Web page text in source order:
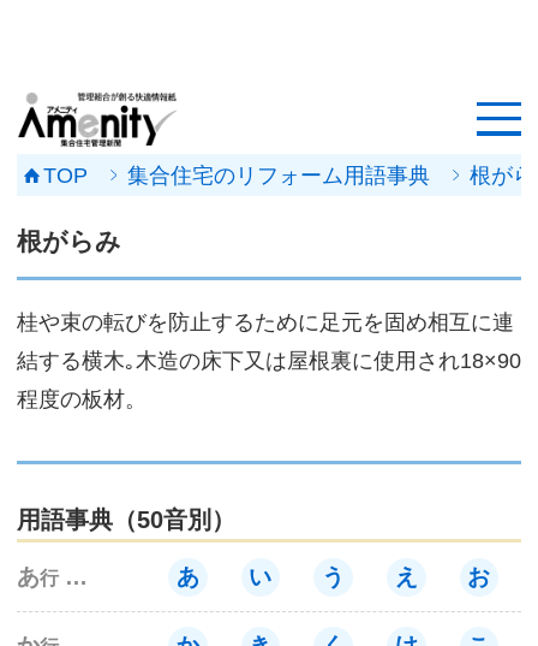
工事事例
メンテナンス会社
マンションメンテの無料相談
会社概要
サイトマップ
TOP 集合住宅のリフォーム用語事典 根が
根がらみ
桂や束の転びを防止するために足元を固め相互に連
結する横木｡木造の床下又は屋根裏に使用され18×90
程度の板材。
用語事典（50音別）
あ行 あ い う え お